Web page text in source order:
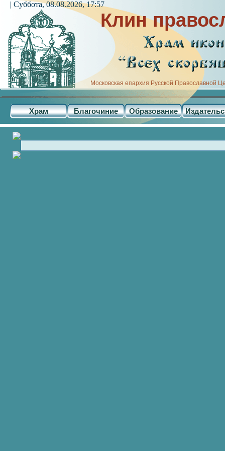
Клин
Московская епархия Русской Православной
Храм Благочиние Образование
| Суббота, 08.08.2026, 17:57